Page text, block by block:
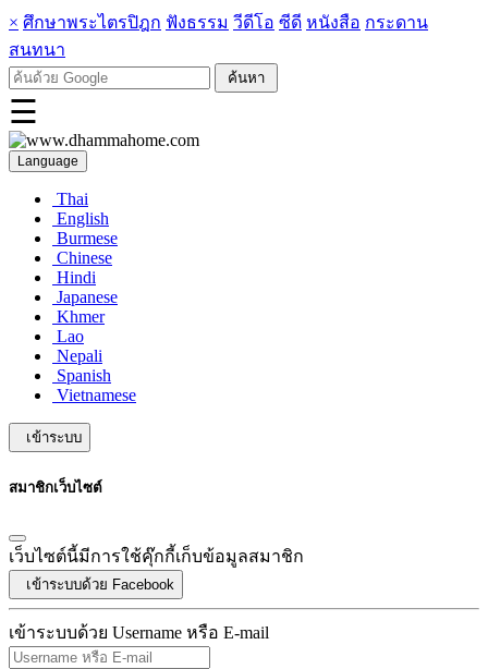
× ศึกษาพระไตรปิฎก ฟังธรรม วีดีโอ ซีดี หนังสือ กระดาน
สนทนา
☰
Language
Thai
English
Burmese
Chinese
Hindi
Japanese
Khmer
Lao
Nepali
Spanish
Vietnamese
เข้าระบบ
สมาชิกเว็บไซต์
เว็บไซต์นี้มีการใช้คุ๊กกี้เก็บข้อมูลสมาชิก
เข้าระบบด้วย Facebook
เข้าระบบด้วย Username หรือ E-mail